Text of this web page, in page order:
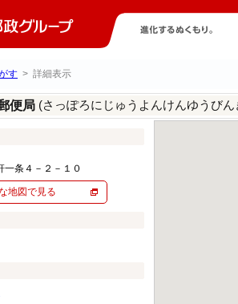
す > 詳細表示
便局 (さっぽろにじゅうよんけんゆうびん
一条４－２－１０
地図で見る